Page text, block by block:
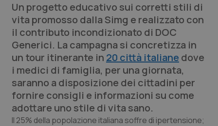
Lettere al direttore
Edizioni Regionali
QS Pro
Professionisti Sanitari.AI
Abruzzo
QS Pro Gold
Un progetto educativo sui corretti stili di
vita promosso dalla Simg e realizzato con
il contributo incondizionato di DOC
Generici. La campagna si concretizza in
un tour itinerante in 20 città italiane dove
i medici di famiglia, per una giornata,
saranno a disposizione dei cittadini per
fornire consigli e informazioni su come
adottare uno stile di vita sano.
Il 25% della popolazione italiana soffre di ipertensione;